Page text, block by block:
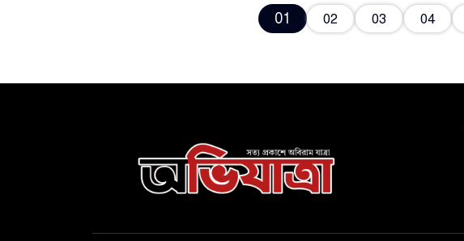
01 02 03 04